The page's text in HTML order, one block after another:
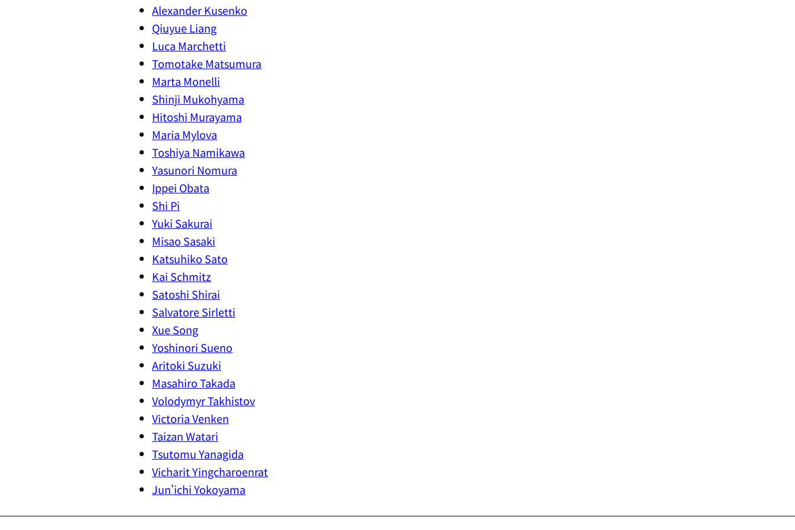
Alexander Kusenko
Qiuyue Liang
Luca Marchetti
Tomotake Matsumura
Marta Monelli
Shinji Mukohyama
Hitoshi Murayama
Maria Mylova
Toshiya Namikawa
Yasunori Nomura
Ippei Obata
Shi Pi
Yuki Sakurai
Misao Sasaki
Katsuhiko Sato
Kai Schmitz
Satoshi Shirai
Salvatore Sirletti
Xue Song
Yoshinori Sueno
Aritoki Suzuki
Masahiro Takada
Volodymyr Takhistov
Victoria Venken
Taizan Watari
Tsutomu Yanagida
Vicharit Yingcharoenrat
Jun'ichi Yokoyama